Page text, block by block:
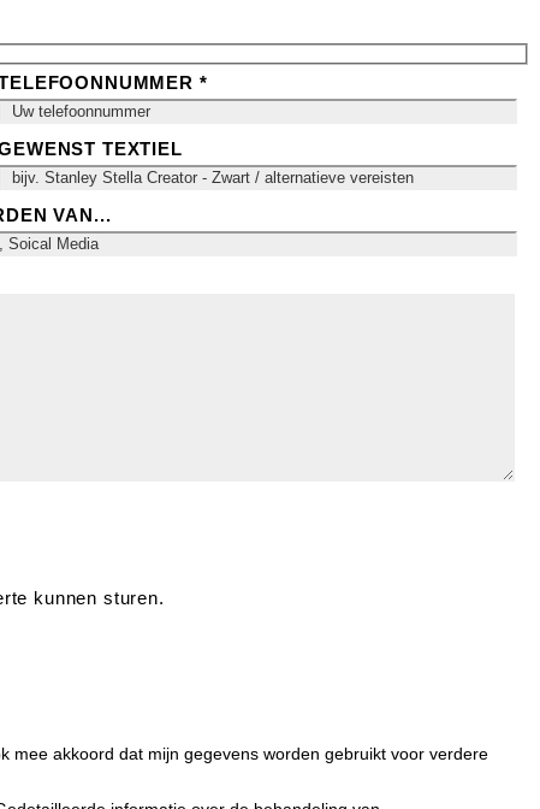
*
TEXTIEL
VAN...
kunnen sturen.
mee akkoord dat mijn gegevens worden gebruikt voor verdere